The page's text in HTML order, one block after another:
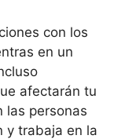
con los
en un
afectarán tu
las personas
y trabaja en la